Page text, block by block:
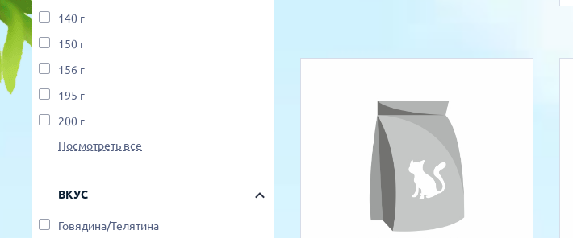
140 г
150 г
156 г
195 г
200 г
Посмотреть все
ВКУС
Говядина/Телятина